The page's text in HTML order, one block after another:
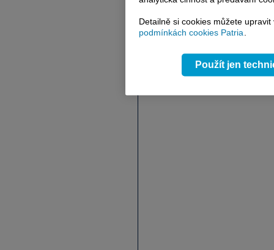
Detailně si cookies můžete
podmínkách cookies Patria.
Použít jen